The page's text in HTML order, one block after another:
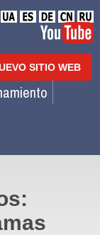
SITIO WEB